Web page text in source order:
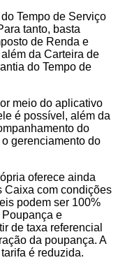
Tempo de Serviço
tanto, basta
de Renda e
da Carteira de
do Tempo de
meio do aplicativo
é possível, além da
do
gerenciamento do
oferece ainda
Caixa com condições
podem ser 100%
e
de taxa referencial
da poupança. A
é reduzida.